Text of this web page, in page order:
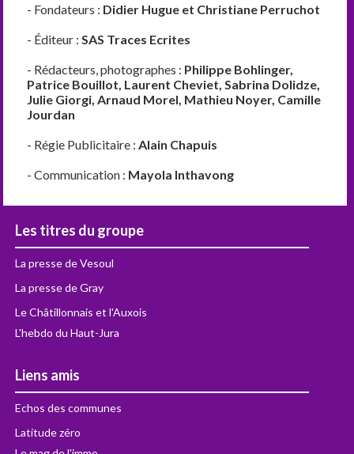
- Fondateurs : Didier Hugue et Christiane Perruchot
- Éditeur : SAS Traces Ecrites
- Rédacteurs, photographes : Philippe Bohlinger,
Patrice Bouillot, Laurent Cheviet, Sabrina Dolidze,
Julie Giorgi, Arnaud Morel, Mathieu Noyer, Camille
Jourdan
- Régie Publicitaire : Alain Chapuis
- Communication : Mayola Inthavong
Les titres du groupe
La presse de Vesoul
La presse de Gray
Le Châtillonnais et l'Auxois
L'hebdo du Haut-Jura
Liens amis
Echos des communes
Latitude zéro